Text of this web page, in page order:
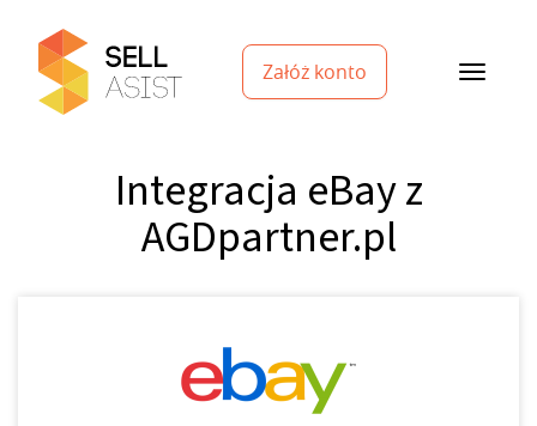
Załóż konto
Integracja eBay z
AGDpartner.pl